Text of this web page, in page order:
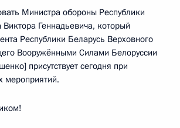
Министра обороны Республики
Геннадьевича, который
Республики Беларусь Верховного
Вооружёнными Силами Белорусcии
присутствует сегодня при
мероприятий.